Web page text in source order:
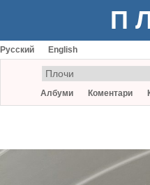
Русский English
Албуми Коментари